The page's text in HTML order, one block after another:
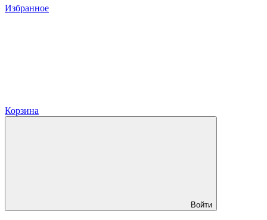
Избранное
Корзина
Войти